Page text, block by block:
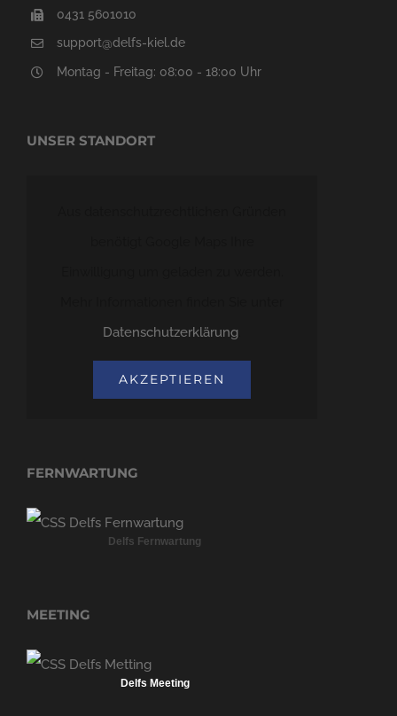
0431 5601010
support@delfs-kiel.de
Montag - Freitag: 08:00 - 18:00 Uhr
UNSER STANDORT
Datenschutzerklärung
AKZEPTIEREN
FERNWARTUNG
Delfs Fernwartung
MEETING
Delfs Meeting